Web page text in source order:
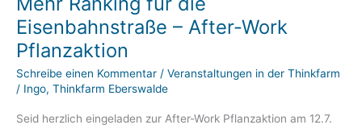
Eisenbahnstraße – After-Work
Pflanzaktion
Schreibe einen Kommentar / Veranstaltungen in der Thinkfarm
/ Ingo, Thinkfarm Eberswalde
Seid herzlich eingeladen zur After-Work Pflanzaktion am 12.7.